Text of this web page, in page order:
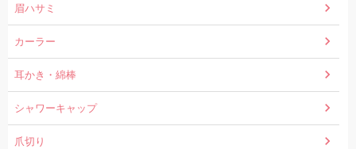
眉ハサミ
カーラー
耳かき・綿棒
シャワーキャップ
爪切り